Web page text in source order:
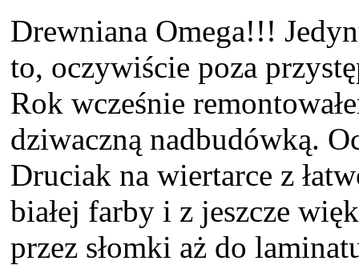
Drewniana Omega!!!
to, oczywiście poza
Rok wcześnie
dziwaczną nadbudówką.
Druciak na wiertarce z
białej farby i z jeszcze
przez słomki aż do